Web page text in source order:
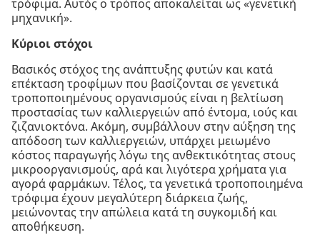
τρόφιμα. Αυτός ο τρόπος αποκαλείται ως «γενετική
μηχανική».
Κύριοι στόχοι
Βασικός στόχος της ανάπτυξης φυτών και κατά
επέκταση τροφίμων που βασίζονται σε γενετικά
τροποποιημένους οργανισμούς είναι η βελτίωση
προστασίας των καλλιεργειών από έντομα, ιούς και
ζιζανιοκτόνα. Ακόμη, συμβάλλουν στην αύξηση της
απόδοση των καλλιεργειών, υπάρχει μειωμένο
κόστος παραγωγής λόγω της ανθεκτικότητας στους
μικροοργανισμούς, αρά και λιγότερα χρήματα για
αγορά φαρμάκων. Τέλος, τα γενετικά τροποποιημένα
τρόφιμα έχουν μεγαλύτερη διάρκεια ζωής,
μειώνοντας την απώλεια κατά τη συγκομιδή και
αποθήκευση.